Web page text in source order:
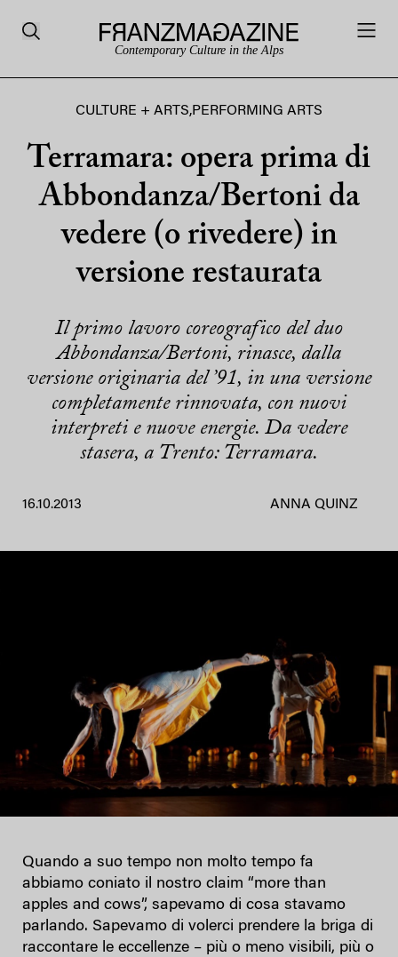
Contemporary Culture in the Alps
CULTURE + ARTS,PERFORMING ARTS
Terramara: opera prima di
Abbondanza/Bertoni da
vedere (o rivedere) in
versione restaurata
Il primo lavoro coreografico del duo
Abbondanza/Bertoni, rinasce, dalla
versione originaria del ’91, in una versione
completamente rinnovata, con nuovi
interpreti e nuove energie. Da vedere
stasera, a Trento: Terramara.
16.10.2013 ANNA QUINZ
Quando a suo tempo non molto tempo fa
abbiamo coniato il nostro claim “more than
apples and cows”, sapevamo di cosa stavamo
parlando. Sapevamo di volerci prendere la briga di
raccontare le eccellenze – più o meno visibili, più o